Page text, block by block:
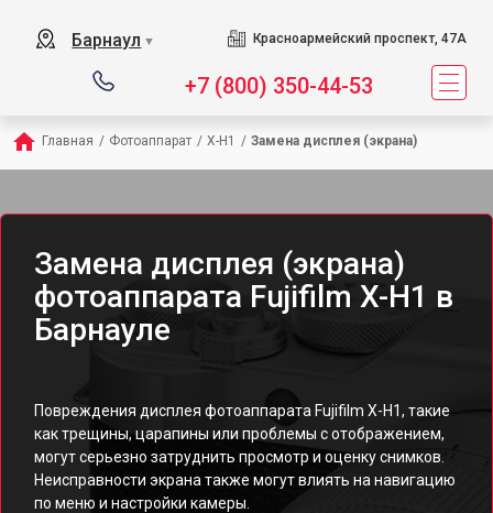
Барнаул ▼ Красноармейский проспект, 47А
+7 (800) 350-44-53
Главная / Фотоаппарат / X-H1 / Замена дисплея (экрана)
Замена дисплея (экрана)
фотоаппарата Fujifilm X-H1 в
Барнауле
Повреждения дисплея фотоаппарата Fujifilm X-H1, такие
как трещины, царапины или проблемы с отображением,
могут серьезно затруднить просмотр и оценку снимков.
Неисправности экрана также могут влиять на навигацию
по меню и настройки камеры.